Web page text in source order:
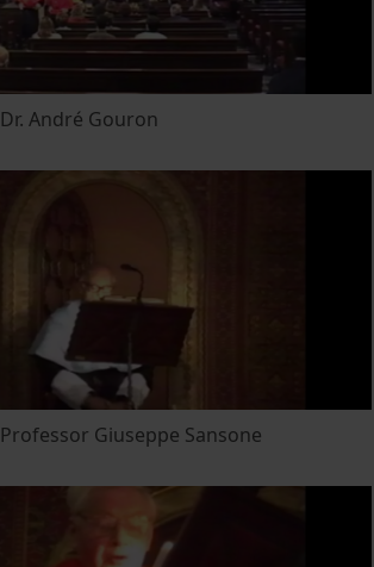
André Gouron
Giuseppe Sansone